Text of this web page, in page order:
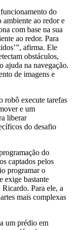
do
ambiente ao redor e
com base na sua
ao redor. Para
afirma. Ele
obstáculos,
ajuda na navegação.
de imagens e
robô execute tarefas
e um
liberar
do desafio
do
captados pelos
programar o
exige bastante
Para ele, a
mais complexas
um prédio em